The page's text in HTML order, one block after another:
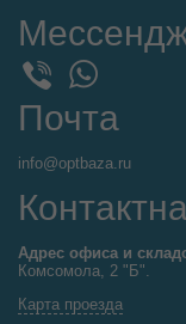
WhatsApp
Почта
info@optbaza.ru
Адрес офиса и
Комсомола, 2 "Б".
Карта проезда